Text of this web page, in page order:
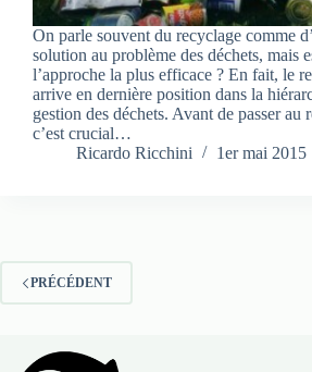
On parle souvent du recyclage comme
solution au problème des déchets, mais
l’approche la plus efficace ? En fait, le
arrive en dernière position dans la
gestion des déchets. Avant de passer au
c’est crucial…
Ricardo Ricchini
1er mai 2015
PRÉCÉDENT